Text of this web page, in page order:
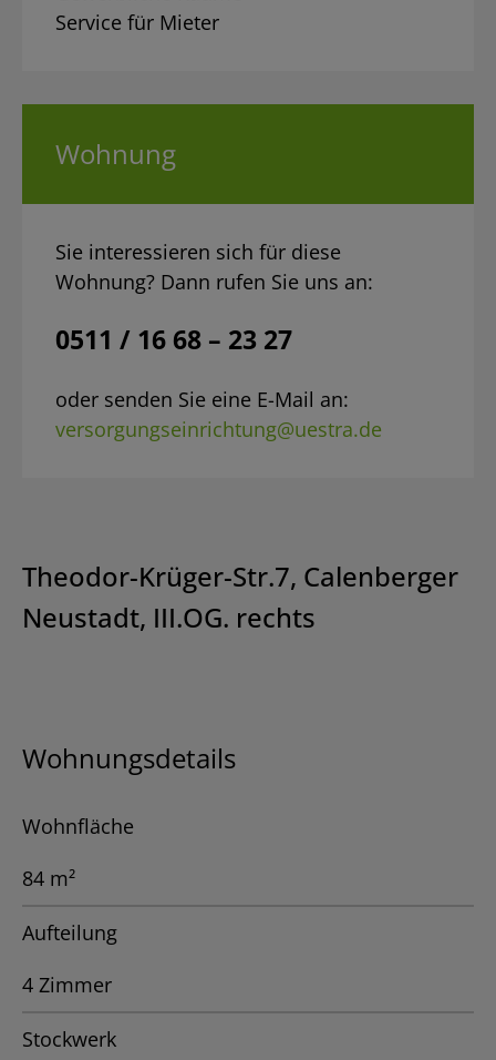
Theodor-Krüger-Str.7, Calenberger
Neustadt, III.OG. rechts
Wohnungsdetails
Wohnfläche
84 m²
Aufteilung
4 Zimmer
Stockwerk
Service für Mieter
Wohnung
Sie interessieren sich für diese
Wohnung? Dann rufen Sie uns an:
0511 / 16 68 – 23 27
oder senden Sie eine E-Mail an:
versorgungseinrichtung@uestra.de